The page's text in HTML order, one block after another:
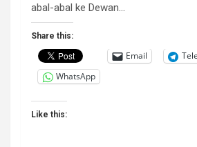
abal-abal ke Dewan…
Share this:
Email
WhatsApp
Like this: